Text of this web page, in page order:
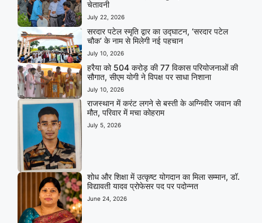
चेतावनी
July 22, 2026
सरदार पटेल स्मृति द्वार का उद्घाटन, ‘सरदार पटेल
चौक’ के नाम से मिलेगी नई पहचान
July 10, 2026
हरैया को 504 करोड़ की 77 विकास परियोजनाओं की
सौगात, सीएम योगी ने विपक्ष पर साधा निशाना
July 10, 2026
राजस्थान में करंट लगने से बस्ती के अग्निवीर जवान की
मौत, परिवार में मचा कोहराम
July 5, 2026
शोध और शिक्षा में उत्कृष्ट योगदान का मिला सम्मान, डॉ.
विद्यावती यादव प्रोफेसर पद पर पदोन्नत
June 24, 2026